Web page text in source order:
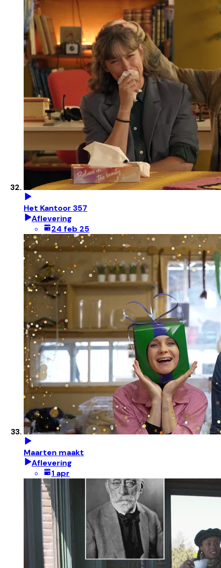
Het Kantoor 357
Aflevering
24 feb 25
Maarten maakt
Aflevering
1 apr